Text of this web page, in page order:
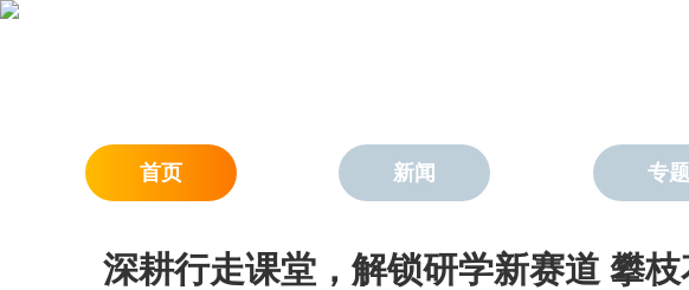
首页 新闻 专题
深耕行走课堂，解锁研学新赛道 攀